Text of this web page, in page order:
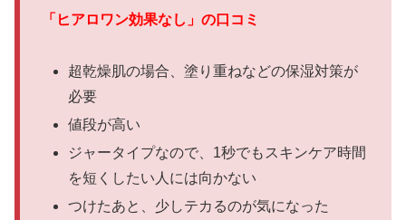
「ヒアロワン効果なし」の口コミ
超乾燥肌の場合、塗り重ねなどの保湿対策が
必要
値段が高い
ジャータイプなので、1秒でもスキンケア時間
を短くしたい人には向かない
つけたあと、少しテカるのが気になった